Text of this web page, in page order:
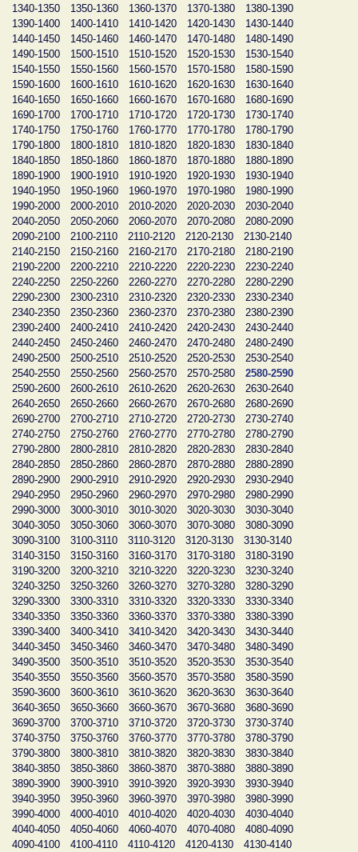
1340-1350
1350-1360 1360-1370 1370-1380
1380-1390
1390-1400
1400-1410 1410-1420 1420-1430
1430-1440
1440-1450
1450-1460 1460-1470 1470-1480
1480-1490
1490-1500
1500-1510 1510-1520 1520-1530
1530-1540
1540-1550
1550-1560 1560-1570 1570-1580
1580-1590
1590-1600
1600-1610 1610-1620 1620-1630
1630-1640
1640-1650
1650-1660 1660-1670 1670-1680
1680-1690
1690-1700
1700-1710 1710-1720 1720-1730
1730-1740
1740-1750
1750-1760 1760-1770 1770-1780
1780-1790
1790-1800
1800-1810 1810-1820 1820-1830
1830-1840
1840-1850
1850-1860 1860-1870 1870-1880
1880-1890
1890-1900
1900-1910 1910-1920 1920-1930
1930-1940
1940-1950
1950-1960 1960-1970 1970-1980
1980-1990
1990-2000
2000-2010 2010-2020 2020-2030
2030-2040
2040-2050
2050-2060 2060-2070 2070-2080
2080-2090
2090-2100
2100-2110 2110-2120 2120-2130
2130-2140
2140-2150
2150-2160 2160-2170 2170-2180
2180-2190
2190-2200
2200-2210 2210-2220 2220-2230
2230-2240
2240-2250
2250-2260 2260-2270 2270-2280
2280-2290
2290-2300
2300-2310 2310-2320 2320-2330
2330-2340
2340-2350
2350-2360 2360-2370 2370-2380
2380-2390
2390-2400
2400-2410 2410-2420 2420-2430
2430-2440
2440-2450
2450-2460 2460-2470 2470-2480
2480-2490
2490-2500
2500-2510 2510-2520 2520-2530
2530-2540
2540-2550
2550-2560 2560-2570 2570-2580
2580-2590
2590-2600
2600-2610 2610-2620 2620-2630
2630-2640
2640-2650
2650-2660 2660-2670 2670-2680
2680-2690
2690-2700
2700-2710 2710-2720 2720-2730
2730-2740
2740-2750
2750-2760 2760-2770 2770-2780
2780-2790
2790-2800
2800-2810 2810-2820 2820-2830
2830-2840
2840-2850
2850-2860 2860-2870 2870-2880
2880-2890
2890-2900
2900-2910 2910-2920 2920-2930
2930-2940
2940-2950
2950-2960 2960-2970 2970-2980
2980-2990
2990-3000
3000-3010 3010-3020 3020-3030
3030-3040
3040-3050
3050-3060 3060-3070 3070-3080
3080-3090
3090-3100
3100-3110 3110-3120 3120-3130
3130-3140
3140-3150
3150-3160 3160-3170 3170-3180
3180-3190
3190-3200
3200-3210 3210-3220 3220-3230
3230-3240
3240-3250
3250-3260 3260-3270 3270-3280
3280-3290
3290-3300
3300-3310 3310-3320 3320-3330
3330-3340
3340-3350
3350-3360 3360-3370 3370-3380
3380-3390
3390-3400
3400-3410 3410-3420 3420-3430
3430-3440
3440-3450
3450-3460 3460-3470 3470-3480
3480-3490
3490-3500
3500-3510 3510-3520 3520-3530
3530-3540
3540-3550
3550-3560 3560-3570 3570-3580
3580-3590
3590-3600
3600-3610 3610-3620 3620-3630
3630-3640
3640-3650
3650-3660 3660-3670 3670-3680
3680-3690
3690-3700
3700-3710 3710-3720 3720-3730
3730-3740
3740-3750
3750-3760 3760-3770 3770-3780
3780-3790
3790-3800
3800-3810 3810-3820 3820-3830
3830-3840
3840-3850
3850-3860 3860-3870 3870-3880
3880-3890
3890-3900
3900-3910 3910-3920 3920-3930
3930-3940
3940-3950
3950-3960 3960-3970 3970-3980
3980-3990
3990-4000
4000-4010 4010-4020 4020-4030
4030-4040
4040-4050
4050-4060 4060-4070 4070-4080
4080-4090
4090-4100
4100-4110 4110-4120 4120-4130
4130-4140